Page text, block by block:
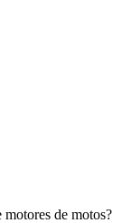
motores de motos?